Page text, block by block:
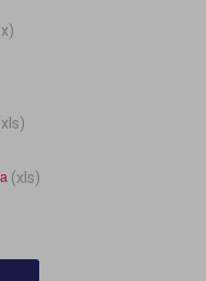
(xls)